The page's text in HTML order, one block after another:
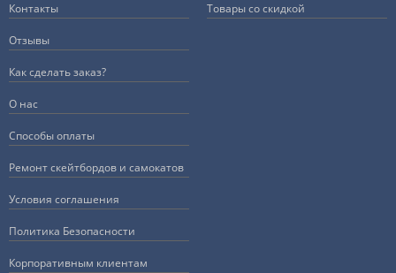
Контакты
Отзывы
Как сделать заказ?
О нас
Способы оплаты
Ремонт скейтбордов и самокатов
Условия соглашения
Политика Безопасности
Корпоративным клиентам
Товары со скидкой